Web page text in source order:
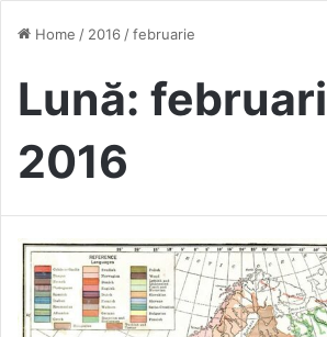
Home / 2016 /februarie
Lună:
2016